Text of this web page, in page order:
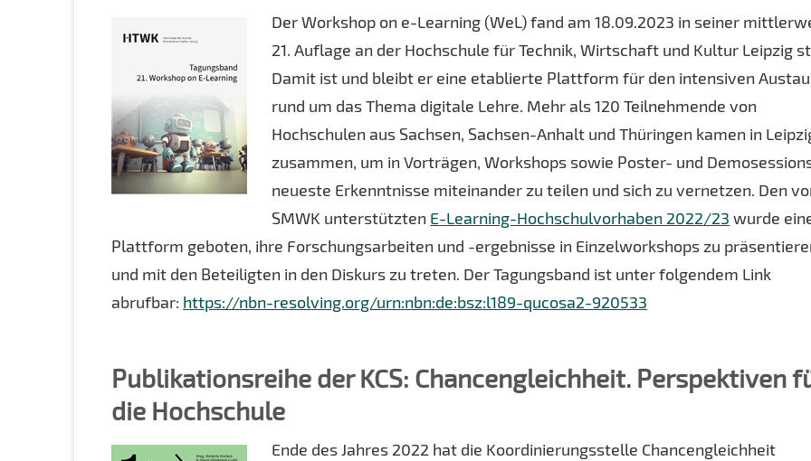
Der Workshop on e-Learning (WeL) fand am 18.09.2023 in seiner
21. Auflage an der Hochschule für Technik, Wirtschaft und Kultur Leipzig
Damit ist und bleibt er eine etablierte Plattform für den intensiven
rund um das Thema digitale Lehre. Mehr als 120 Teilnehmende von
Hochschulen aus Sachsen, Sachsen-Anhalt und Thüringen kamen in
zusammen, um in Vorträgen, Workshops sowie Poster- und
neueste Erkenntnisse miteinander zu teilen und sich zu vernetzen. Den
SMWK unterstützten E-Learning-Hochschulvorhaben 2022/23 wurde
Plattform geboten, ihre Forschungsarbeiten und -ergebnisse in Einzelworkshops zu
und mit den Beteiligten in den Diskurs zu treten. Der Tagungsband ist unter folgendem Link
abrufbar: https://nbn-resolving.org/urn:nbn:de:bsz:l189-qucosa2-920533
Publikationsreihe der KCS: Chancengleichheit. Perspektiven
die Hochschule
Ende des Jahres 2022 hat die Koordinierungsstelle Chancengleichheit